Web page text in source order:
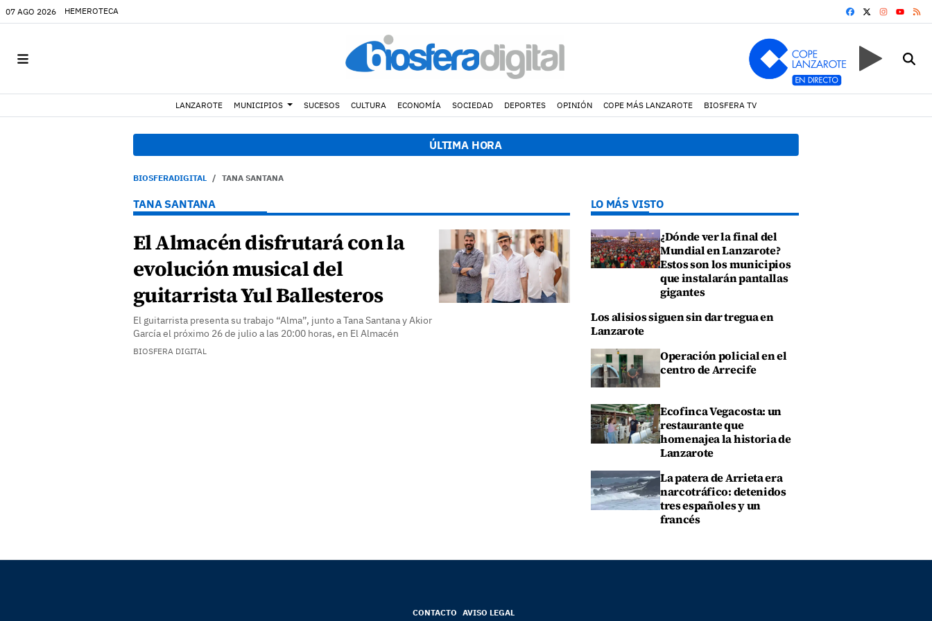
07 AGO 2026 HEMEROTECA FACEBOOK
YOUTUBE
LANZAROTE MUNICIPIOS SUCESOS CULTURA ECONOMÍA SOCIEDAD DEPORTES OPINIÓN COPE MÁS LANZAROTE BIOSFERA TV
ÚLTIMA HORA
El alcalde de Arrecife colabora para sofocar un incendio en una vivienda de Playa Honda
BIOSFERADIGITAL TANA SANTANA
TANA SANTANA
El Almacén disfrutará con la
evolución musical del
guitarrista Yul Ballesteros
El guitarrista presenta su trabajo “Alma”, junto a Tana Santana y Akior
García el próximo 26 de julio a las 20:00 horas, en El Almacén
BIOSFERA DIGITAL
LO MÁS VISTO
¿Dónde ver la final del
Mundial en Lanzarote?
Estos son los municipios
que instalarán pantallas
gigantes
Los alisios siguen sin dar tregua en
Lanzarote
Operación policial en el
centro de Arrecife
Ecofinca Vegacosta: un
restaurante que
homenajea la historia de
Lanzarote
La patera de Arrieta era
narcotráfico: detenidos
tres españoles y un
francés
CONTACTO AVISO LEGAL